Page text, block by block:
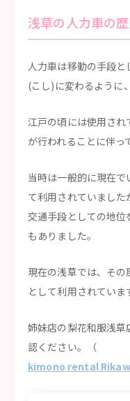
浅草の人力車の
人力車は移動の手段
(こし)に変わるように
江戸の頃には使用さ
が行われることに伴っ
当時は一般的に現在
て利用されていまし
交通手段としての地
もありました。
現在の浅草では、そ
として利用されていま
姉妹店の梨花和服浅
認ください。（
kimono rental